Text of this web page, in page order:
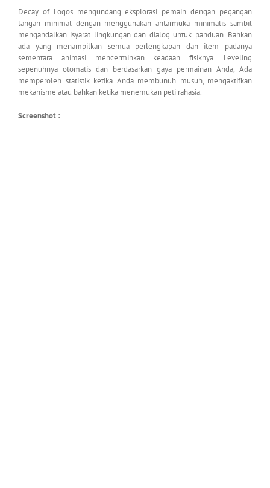
Decay of Logos mengundang eksplorasi pemain dengan pegangan
tangan minimal dengan menggunakan antarmuka minimalis sambil
mengandalkan isyarat lingkungan dan dialog untuk panduan. Bahkan
ada yang menampilkan semua perlengkapan dan item padanya
sementara animasi mencerminkan keadaan fisiknya. Leveling
sepenuhnya otomatis dan berdasarkan gaya permainan Anda, Ada
memperoleh statistik ketika Anda membunuh musuh, mengaktifkan
mekanisme atau bahkan ketika menemukan peti rahasia.
Screenshot :